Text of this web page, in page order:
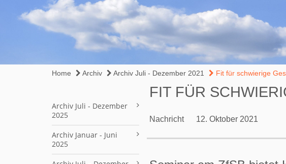
Home Archiv Archiv Juli - Dezember 2021 Fit für schwierige
Archiv Juli - Dezember
2025
Archiv Januar - Juni
2025
FIT FÜR
Nachricht 12. Oktober 2021